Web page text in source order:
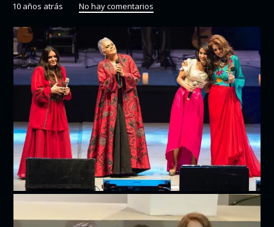
10 años atrás No hay comentarios